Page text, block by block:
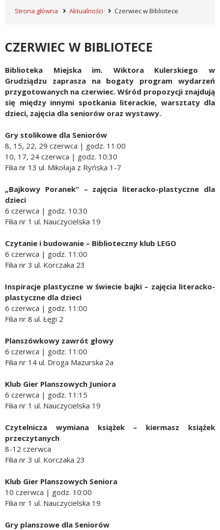
Strona główna Aktualności Czerwiec w Bibliotece
CZERWIEC W BIBLIOTECE
Biblioteka Miejska im. Wiktora Kulerskiego w
Grudziądzu zaprasza na bogaty program wydarzeń
przygotowanych na czerwiec. Wśród propozycji znajdują
się między innymi spotkania literackie, warsztaty dla
dzieci, zajęcia dla seniorów oraz wystawy.
Gry stolikowe dla Seniorów
8, 15, 22, 29 czerwca | godz. 11:00
10, 17, 24 czerwca | godz. 10:30
Filia nr 13 ul. Mikołaja z Ryńska 1-7
„Bajkowy Poranek” – zajęcia literacko-plastyczne dla
dzieci
6 czerwca | godz. 10:30
Filia nr 1 ul. Nauczycielska 19
Czytanie i budowanie – Biblioteczny klub LEGO
6 czerwca | godz. 11:00
Filia nr 3 ul. Korczaka 23
Inspiracje plastyczne w świecie bajki – zajęcia literacko-
plastyczne dla dzieci
6 czerwca | godz. 11:00
Filia nr 8 ul. Łęgi 2
Planszówkowy zawrót głowy
6 czerwca | godz. 11:00
Filia nr 14 ul. Droga Mazurska 2a
Klub Gier Planszowych Juniora
6 czerwca | godz. 11:15
Filia nr 1 ul. Nauczycielska 19
Czytelnicza wymiana książek – kiermasz książek
przeczytanych
8-12 czerwca
Filia nr 3 ul. Korczaka 23
Klub Gier Planszowych Seniora
10 czerwca | godz. 10:00
Filia nr 1 ul. Nauczycielska 19
Gry planszowe dla Seniorów